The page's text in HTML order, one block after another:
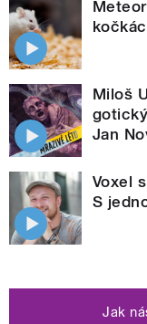
Miloš
Jan
Voxel
S
Jak